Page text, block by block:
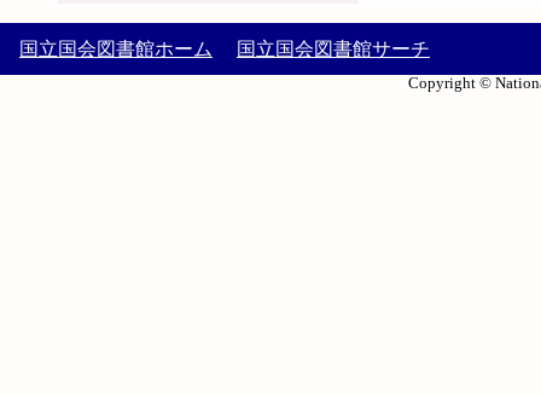
国立国会図書館ホーム 国立国会図書館サーチ
Copyright ©